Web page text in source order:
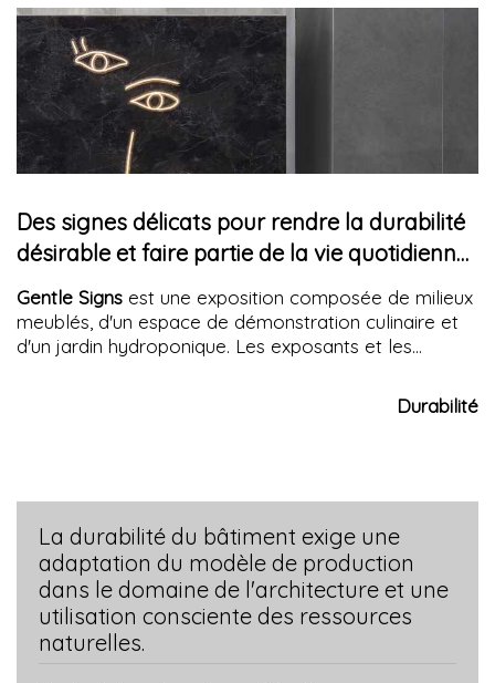
stress thermique et les maladies liées à la chaleur.
L'adoption de systèmes isolants avancés permet de
maintenir une température interne optimale,
contribuant significativement au bien-être
psychophysique des habitants.
Des signes délicats pour rendre la durabilité
désirable et faire partie de la vie quotidienne.
Concept pour un espace narratif
Gentle Signs est une exposition composée de milieux
meublés, d'un espace de démonstration culinaire et
d'un jardin hydroponique. Les exposants et les
l'entreprise de céramiques Kale, commanditaire du
projet, embrassent la philosophie du "nudge" : une
Durabilité
La durabilité du bâtiment exige une
adaptation du modèle de production
dans le domaine de l'architecture et une
utilisation consciente des ressources
naturelles.